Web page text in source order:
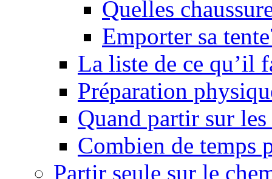
Quelles
Emporter sa
La liste de ce qu’il
Préparation
Quand partir sur
Combien de
Partir seule sur le